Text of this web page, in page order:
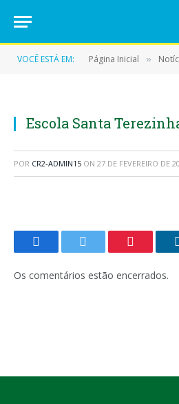
VOCÊ ESTÁ EM: Página Inicial »
Escola Santa
POR CR2-ADMIN15 ON 27 DE FEVEREIRO DE
FacebookTwitter Pinterest
Os comentários estão encerrados.